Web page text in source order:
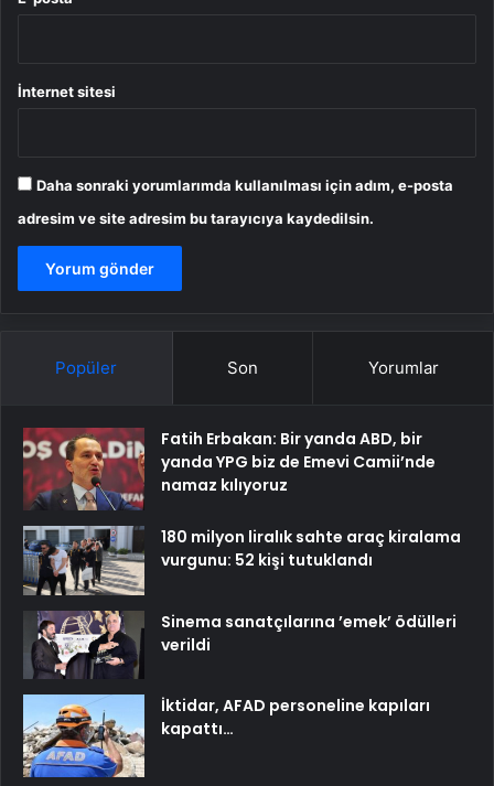
İnternet sitesi
Daha sonraki yorumlarımda kullanılması için adım, e-posta
adresim ve site adresim bu tarayıcıya kaydedilsin.
Popüler Son Yorumlar
Fatih Erbakan: Bir yanda ABD, bir
yanda YPG biz de Emevi Camii’nde
namaz kılıyoruz
180 milyon liralık sahte araç kiralama
vurgunu: 52 kişi tutuklandı
Sinema sanatçılarına ’emek’ ödülleri
verildi
İktidar, AFAD personeline kapıları
kapattı…